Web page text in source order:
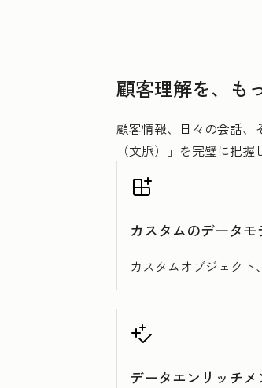
顧客理解を、も
顧客情報、日々の会話、
（文脈）」を完璧に把
カスタムのデータモ
カスタムオブジェクト
データエンリッチメ